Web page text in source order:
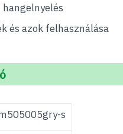
és azok felhasználása
s